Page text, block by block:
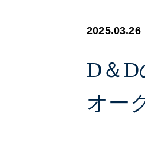
2025.03.26
D＆D
オー